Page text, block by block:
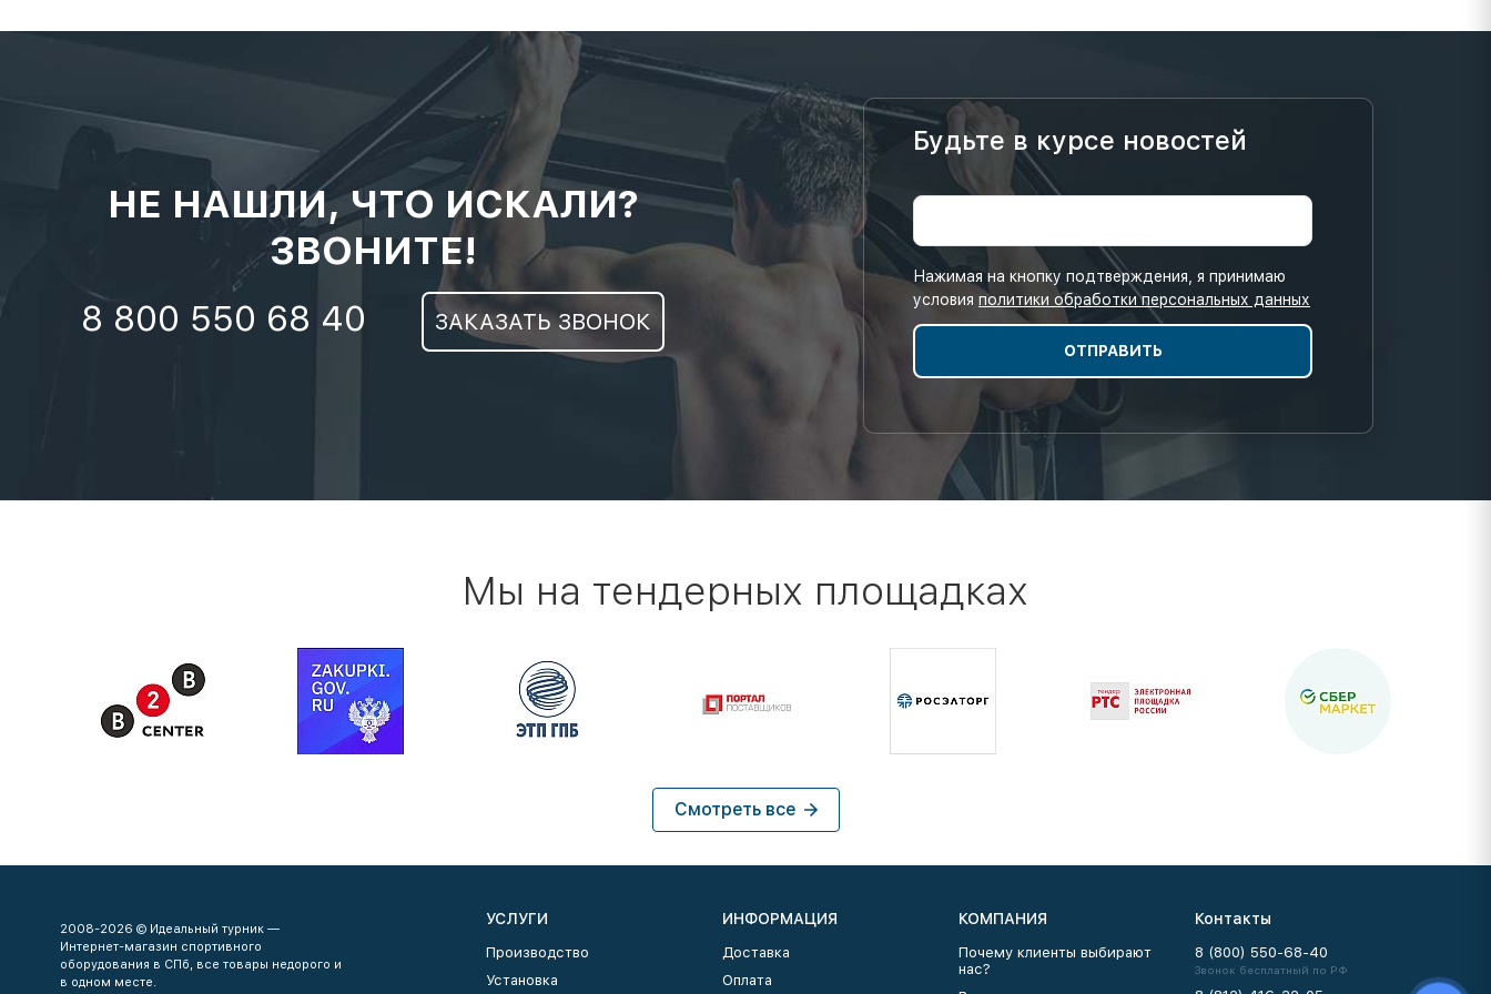
НЕ НАШЛИ, ЧТО ИСКАЛИ?
ЗВОНИТЕ!
8 800 550 68 40 ЗАКАЗАТЬ ЗВОНОК
Будьте в курсе новостей
Нажимая на кнопку подтверждения, я принимаю
условия политики обработки персональных данных
Мы на тендерных площадках
Смотреть все
2008-2026 © Идеальный турник —
Интернет-магазин спортивного
оборудования в СПб, все товары недорого и
в одном месте.
УСЛУГИ
Производство
Установка
ИНФОРМАЦИЯ
Доставка
Оплата
КОМПАНИЯ
Почему клиенты выбирают
нас?
Контакты
8 (800) 550-68-40
Звонок бесплатный по РФ